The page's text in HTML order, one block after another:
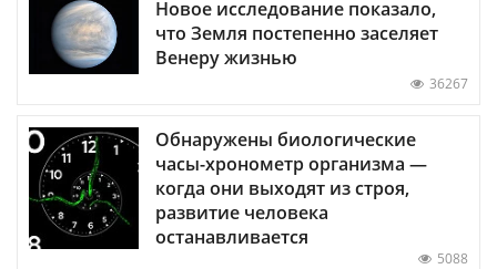
Новое исследование показало,
что Земля постепенно заселяет
Венеру жизнью
36267
Обнаружены биологические
часы-хронометр организма —
когда они выходят из строя,
развитие человека
останавливается
5088